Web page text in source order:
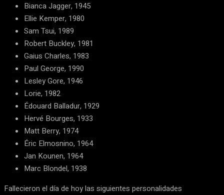
Bianca Jagger, 1945
Ellie Kemper, 1980
Sam Tsui, 1989
Robert Buckley, 1981
Gaius Charles, 1983
Paul George, 1990
Lesley Gore, 1946
Lorie, 1982
Édouard Balladur, 1929
Hervé Bourges, 1933
Matt Berry, 1974
Éric Elmosnino, 1964
Jan Kounen, 1964
Marc Blondel, 1938
Fallecieron el día de hoy las siguientes personalidades